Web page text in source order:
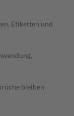
Etiketten und
bleiben